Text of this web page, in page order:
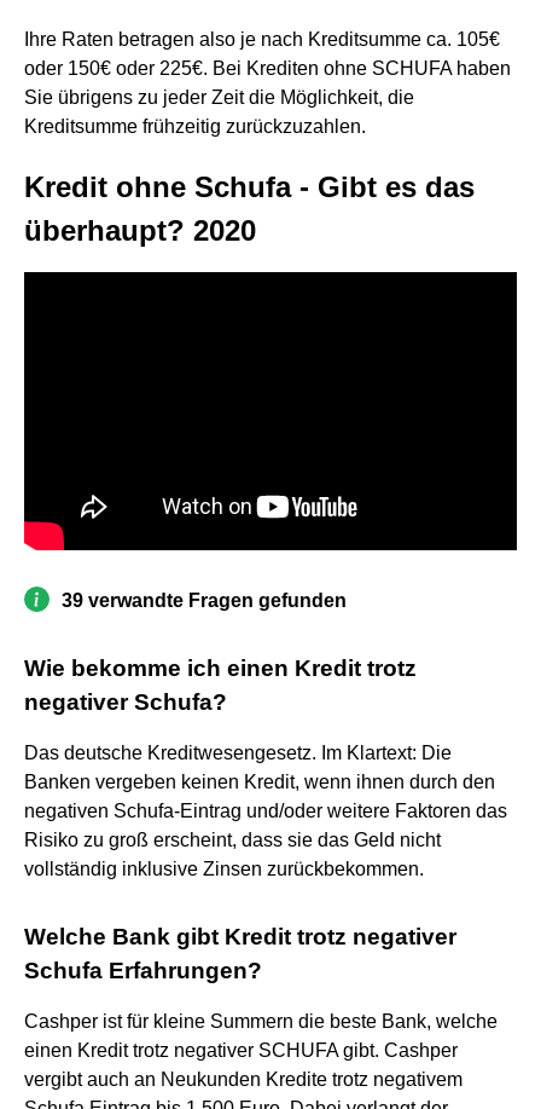
Ihre Raten betragen also je nach Kreditsumme ca. 105€
oder 150€ oder 225€. Bei Krediten ohne SCHUFA haben
Sie übrigens zu jeder Zeit die Möglichkeit, die
Kreditsumme frühzeitig zurückzuzahlen.
Kredit ohne Schufa - Gibt es das
überhaupt? 2020
39 verwandte Fragen gefunden
Wie bekomme ich einen Kredit trotz
negativer Schufa?
Das deutsche Kreditwesengesetz. Im Klartext: Die
Banken vergeben keinen Kredit, wenn ihnen durch den
negativen Schufa-Eintrag und/oder weitere Faktoren das
Risiko zu groß erscheint, dass sie das Geld nicht
vollständig inklusive Zinsen zurückbekommen.
Welche Bank gibt Kredit trotz negativer
Schufa Erfahrungen?
Cashper ist für kleine Summern die beste Bank, welche
einen Kredit trotz negativer SCHUFA gibt. Cashper
vergibt auch an Neukunden Kredite trotz negativem